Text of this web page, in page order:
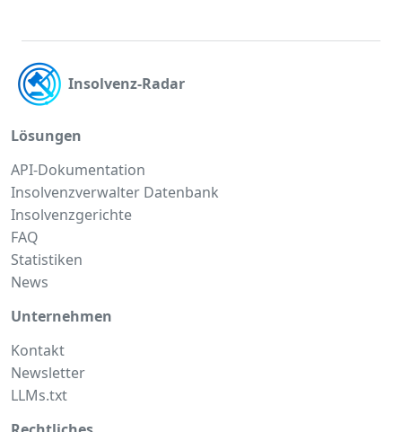
Insolvenz-Radar
Lösungen
API-Dokumentation
Insolvenzverwalter Datenbank
Insolvenzgerichte
FAQ
Statistiken
News
Unternehmen
Kontakt
Newsletter
LLMs.txt